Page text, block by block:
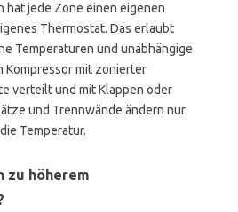
hat jede Zone einen eigenen
Thermostat. Das erlaubt
Temperaturen und unabhängige
Kompressor mit zonierter
verteilt und mit Klappen oder
und Trennwände ändern nur
Temperatur.
zu höherem